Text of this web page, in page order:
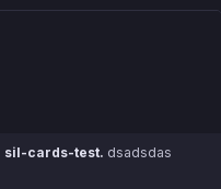
sil-cards-test. dsadsdas